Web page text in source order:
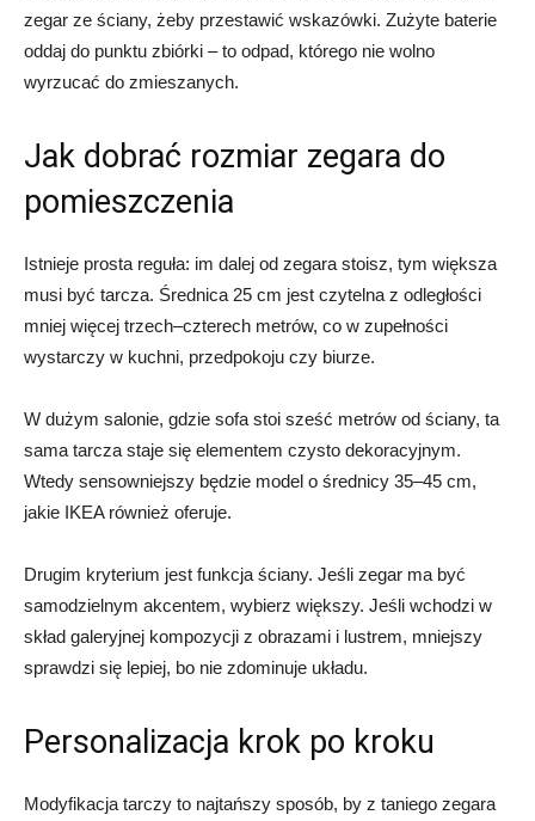
zegar ze ściany, żeby przestawić wskazówki. Zużyte baterie
oddaj do punktu zbiórki – to odpad, którego nie wolno
wyrzucać do zmieszanych.
Jak dobrać rozmiar zegara do
pomieszczenia
Istnieje prosta reguła: im dalej od zegara stoisz, tym większa
musi być tarcza. Średnica 25 cm jest czytelna z odległości
mniej więcej trzech–czterech metrów, co w zupełności
wystarczy w kuchni, przedpokoju czy biurze.
W dużym salonie, gdzie sofa stoi sześć metrów od ściany, ta
sama tarcza staje się elementem czysto dekoracyjnym.
Wtedy sensowniejszy będzie model o średnicy 35–45 cm,
jakie IKEA również oferuje.
Drugim kryterium jest funkcja ściany. Jeśli zegar ma być
samodzielnym akcentem, wybierz większy. Jeśli wchodzi w
skład galeryjnej kompozycji z obrazami i lustrem, mniejszy
sprawdzi się lepiej, bo nie zdominuje układu.
Personalizacja krok po kroku
Modyfikacja tarczy to najtańszy sposób, by z taniego zegara